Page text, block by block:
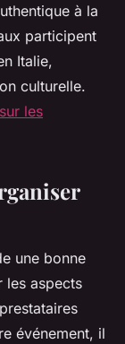
à la
participent
Italie,
culturelle.
les
une bonne
les aspects
événement, il